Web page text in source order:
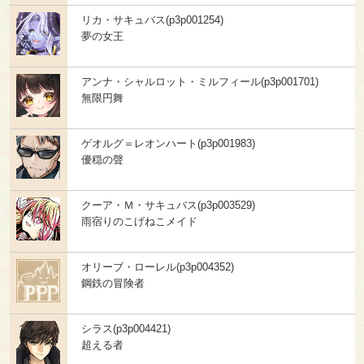
リカ・サキュバス(p3p001254)
夢の女王
アンナ・シャルロット・ミルフィール(p3p001701)
無限円舞
ゲオルグ＝レオンハート(p3p001983)
優穏の聲
クーア・Ｍ・サキュバス(p3p003529)
雨宿りのこげねこメイド
オリーブ・ローレル(p3p004352)
鋼鉄の冒険者
シラス(p3p004421)
超える者